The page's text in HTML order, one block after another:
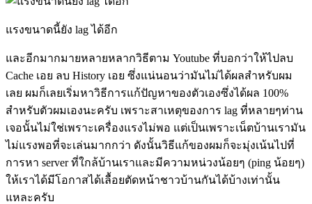
แรงขนาดนี้ยัง lag ได้อีก
และอีกมากมายหลายหลากวิธีตาม Youtube ที่บอกว่าให้ไปลบ
Cache เอย ลบ History เอย ซึ่งแน่นอนว่ามันไม่ได้ผลสำหรับผม
เลย ผมก็เลยเริ่มหาวิธีการแก้ปัญหาของตัวเองซึ่งได้ผล 100%
สำหรับตัวผมเองนะครับ เพราะสาเหตุของการ lag ที่หลายๆท่าน
เจอนั้นไม่ใช่เพราะเครื่องแรงไม่พอ แต่เป็นเพราะเน็ตบ้านเรามัน
ไม่แรงพอที่จะเล่นมากกว่า ดังนั้นวิธีแก้ของผมก็จะมุ่งเน้นไปที่
การหา server ที่ใกล้บ้านเราและมีความหน่วงน้อยๆ (ping น้อยๆ)
ให้เราได้มีโอกาสได้เลื้อยตัดหน้าชาวบ้านกันได้บ้างเท่านั้น
แหละครับ